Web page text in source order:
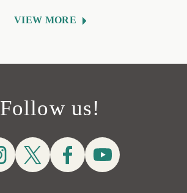
VIEW MORE
Follow us!